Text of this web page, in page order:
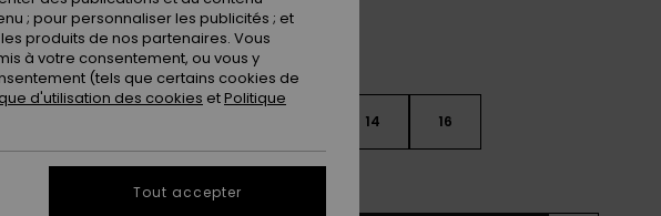
14 16
; pour personnaliser les publicités ; et
produits de nos partenaires. Vous
à votre consentement, ou vous y
(tels que certains cookies de
d'utilisation des cookies etPolitique
Tout accepter